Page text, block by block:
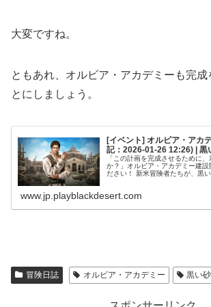
大変ですね。
ともあれ、オルビア・アカデミーも完成
とにしましょう。
[イベント] オルビア・アカ
記：2026-01-26 12:26) | 黒
「この計画を完成させるために
か？」オルビア・アカデミー建設
ださい！ 新米冒険者たちが、黒
www.jp.playblackdesert.com
冒険日誌 オルビア・アカデミー 黒い